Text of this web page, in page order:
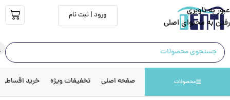
عبور به ناوبری
رفتن به محتوای اصلی
ورود | ثبت نام
محصولات صفحه اصلی تخفیفات ویژه خرید اقساطی